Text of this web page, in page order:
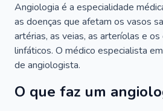
Angiologia é a especialidade
as doenças que afetam os vasos
artérias, as veias, as arteríolas e
linfáticos. O médico especialista
de angiologista.
O que faz um